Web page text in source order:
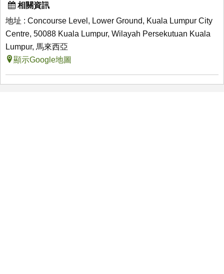
相關資訊
地址 : Concourse Level, Lower Ground, Kuala Lumpur City
Centre, 50088 Kuala Lumpur, Wilayah Persekutuan Kuala
Lumpur, 馬來西亞
顯示Google地圖